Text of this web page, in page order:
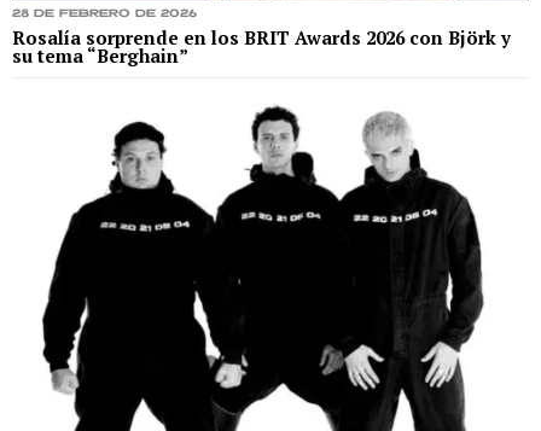
28 de febrero de 2026
Rosalía sorprende en los BRIT Awards 2026 con Björk y
su tema “Berghain”